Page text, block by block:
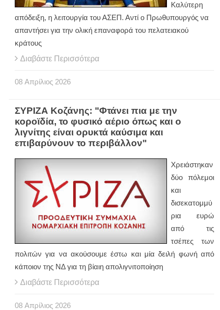
Καλύτερη
απόδειξη, η λειτουργία του ΑΣΕΠ. Αντί ο Πρωθυπουργός να
απαντήσει για την ολική επαναφορά του πελατειακού
κράτους
Διαβάστε Περισσότερα
08 Απρίλιος 2026
ΣΥΡΙΖΑ Κοζάνης: "Φτάνει πια με την
κοροϊδία, το φυσικό αέριο όπως και ο
λιγνίτης είναι ορυκτά καύσιμα και
επιβαρύνουν το περιβάλλον"
Χρειάστηκαν
δύο πόλεμοι
και
δισεκατομμύ
ρια ευρώ
από τις
τσέπες των
πολιτών για να ακούσουμε έστω και μία δειλή φωνή από
κάποιον της ΝΔ για τη βίαιη απολιγνιτοποίηση
Διαβάστε Περισσότερα
08 Απρίλιος 2026